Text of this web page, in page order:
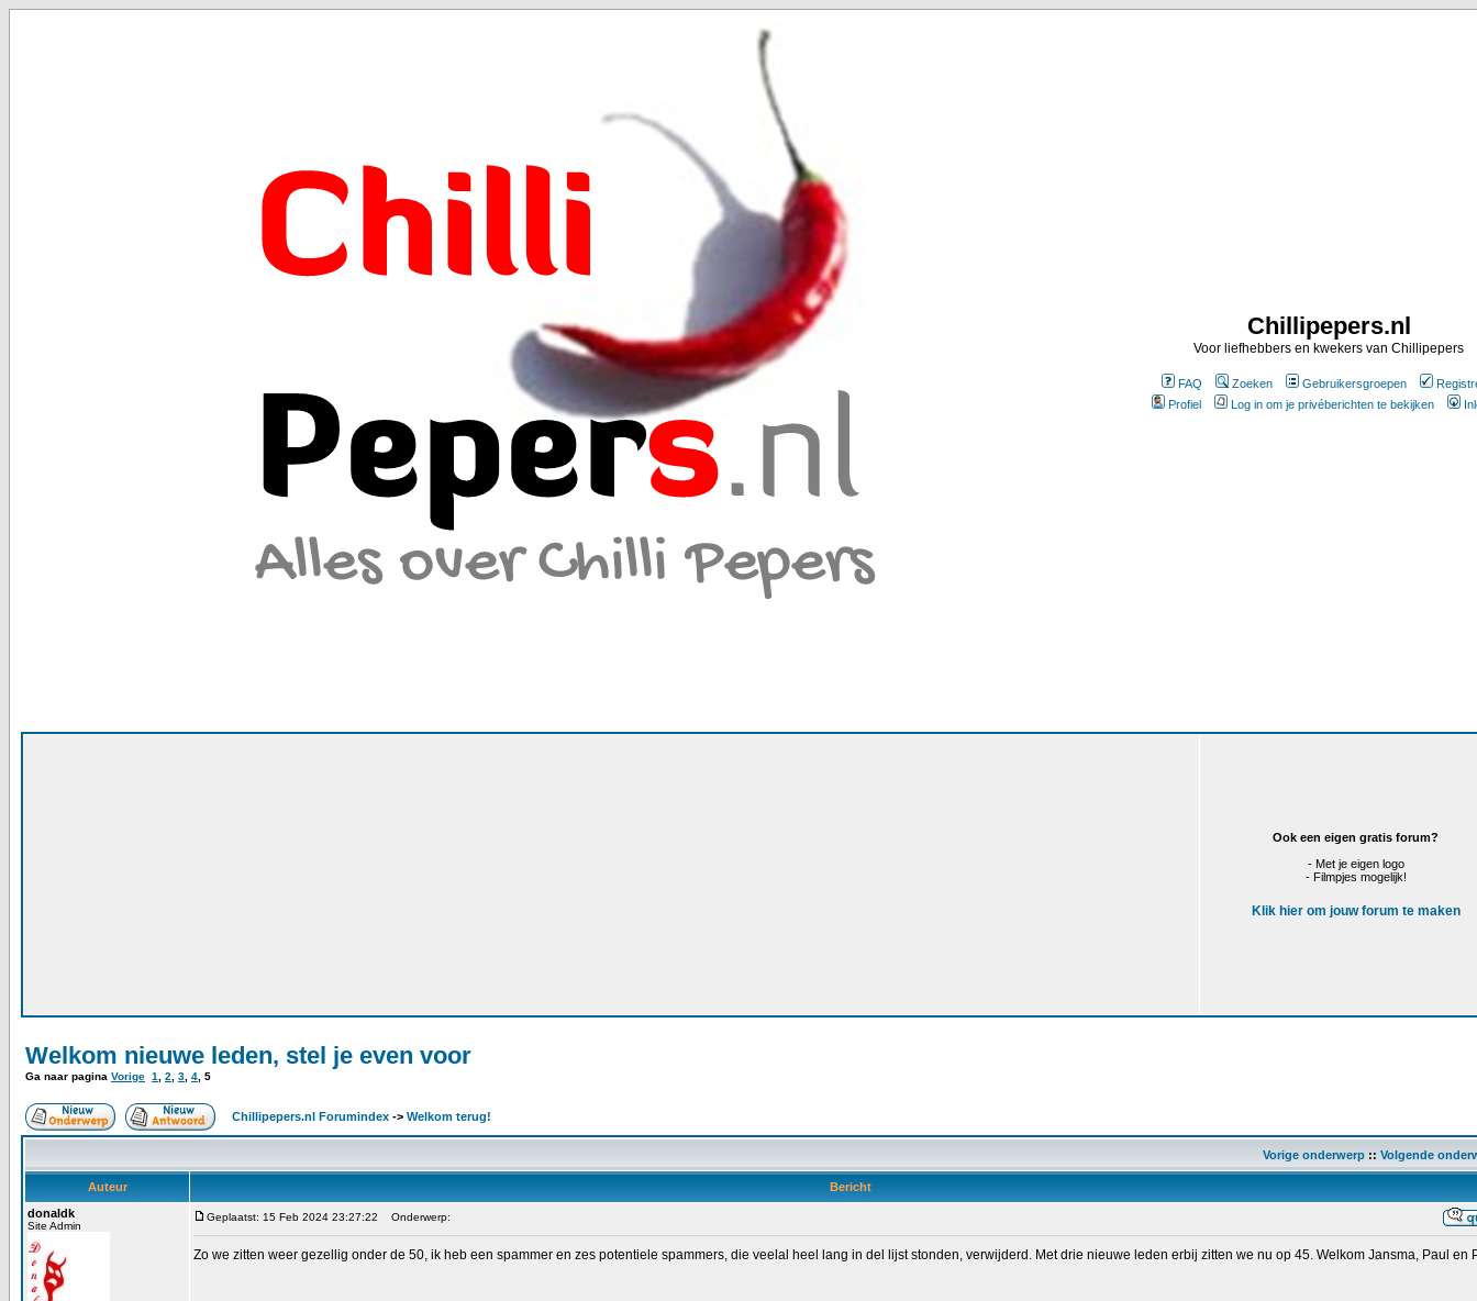
Chillipepers.nl
Voor liefhebbers en kwekers van Chillipepers
FAQ Zoeken Gebruikersgroepen
Profiel
Log in om je privéberichten te bekijken
Ook een eigen gratis forum?
- Met je eigen logo
- Filmpjes mogelijk!
Klik hier om jouw forum te maken
Welkom nieuwe leden, stel je even voor
Ga naar pagina Vorige 1 2 3 4 5
Chillipepers.nl Forumindex -> Welkom terug!
Vorige onderwerp :: Volgende
Auteur
Bericht
donaldk
Site Admin
Geplaatst: 15 Feb 2024 23:27:22 Onderwerp:
Zo we zitten weer gezellig onder de 50, ik heb een spammer en zes potentiele spammers, die veelal heel lang in del lijst stonden, verwijderd. Met drie nieuwe leden erbij zitten we nu op 45. Welkom Jansma, Paul en